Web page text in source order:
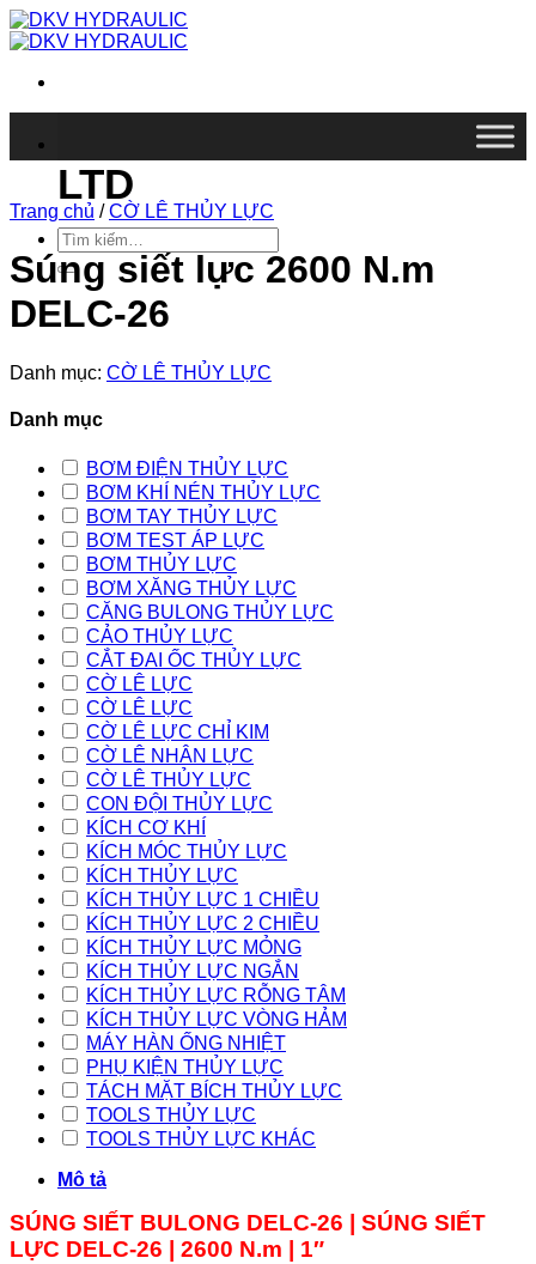
Chuyển
đến
dung
LTD
Tìm
kiếm:
Trang chủ / CỜ LÊ THỦY LỰC
Súng siết lực 2600 N.m
DELC-26
Danh mục: CỜ LÊ THỦY LỰC
Danh mục
BƠM ĐIỆN THỦY LỰC
BƠM KHÍ NÉN THỦY LỰC
BƠM TAY THỦY LỰC
BƠM TEST ÁP LỰC
BƠM THỦY LỰC
BƠM XĂNG THỦY LỰC
CĂNG BULONG THỦY LỰC
CẢO THỦY LỰC
CẮT ĐAI ỐC THỦY LỰC
CỜ LÊ LỰC
CỜ LÊ LỰC
CỜ LÊ LỰC CHỈ KIM
CỜ LÊ NHÂN LỰC
CỜ LÊ THỦY LỰC
CON ĐỘI THỦY LỰC
KÍCH CƠ KHÍ
KÍCH MÓC THỦY LỰC
KÍCH THỦY LỰC
KÍCH THỦY LỰC 1 CHIỀU
KÍCH THỦY LỰC 2 CHIỀU
KÍCH THỦY LỰC MỎNG
KÍCH THỦY LỰC NGẮN
KÍCH THỦY LỰC RỖNG TÂM
KÍCH THỦY LỰC VÒNG HẢM
MÁY HÀN ỐNG NHIỆT
PHỤ KIỆN THỦY LỰC
TÁCH MẶT BÍCH THỦY LỰC
TOOLS THỦY LỰC
TOOLS THỦY LỰC KHÁC
Mô tả
SÚNG SIẾT BULONG DELC-26 | SÚNG SIẾT
LỰC DELC-26 | 2600 N.m | 1″